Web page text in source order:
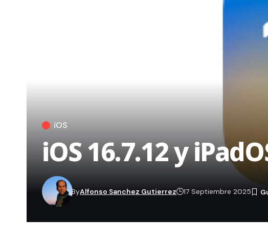
iOS
iOS 16.7.12 y
ByAlfonso Sanchez Gutierrez 17 Septiembre 2025